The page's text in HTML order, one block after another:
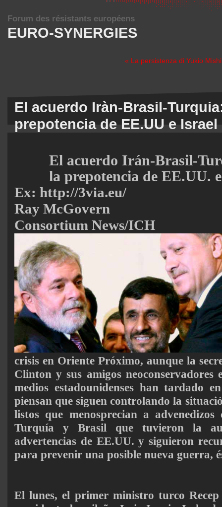
EURO-SYNERGIES
Forum des résistants européens
« La persistenza di Yukio
El acuerdo Iràn-Brasil-
prepotencia de EE.UU e Israel
El acuerdo Irán-Brasil-
la prepotencia de EE.UU.
Ex: http://3via.eu/
Ray McGovern
Consortium News/ICH
crisis en Oriente Próximo, aunque la
Clinton y sus amigos neoconservadores
medios estadounidenses han tardado
piensan que siguen controlando la
listos que menosprecian a
Turquía y Brasil que tuvieron la
advertencias de EE.UU. y siguieron
para prevenir una posible nueva guerra,
El lunes, el primer ministro turco